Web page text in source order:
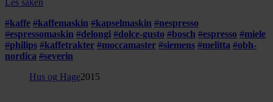
Les saken
#kaffe #kaffemaskin #kapselmaskin #nespresso
#espressomaskin #delongi #dolce-gusto #bosch #espresso #miele
#philips #kaffetrakter #moccamaster #siemens #melitta #obh-
nordica #severin
Hus og Hage2015